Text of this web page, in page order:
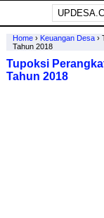
Home› Keuangan Desa›
Tahun 2018
Tupoksi
Tahun 2018